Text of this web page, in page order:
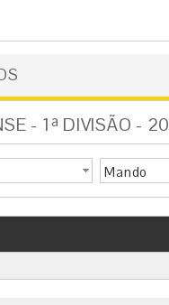
- 1ª DIVISÃO -
Mando